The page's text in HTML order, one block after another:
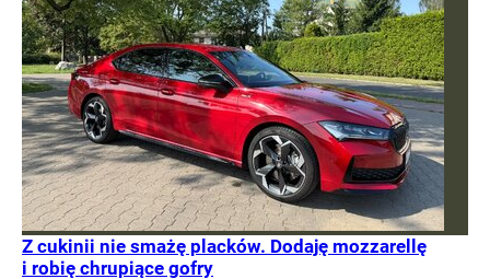
Z cukinii nie smażę placków. Dodaję mozzarellę
i robię chrupiące gofry